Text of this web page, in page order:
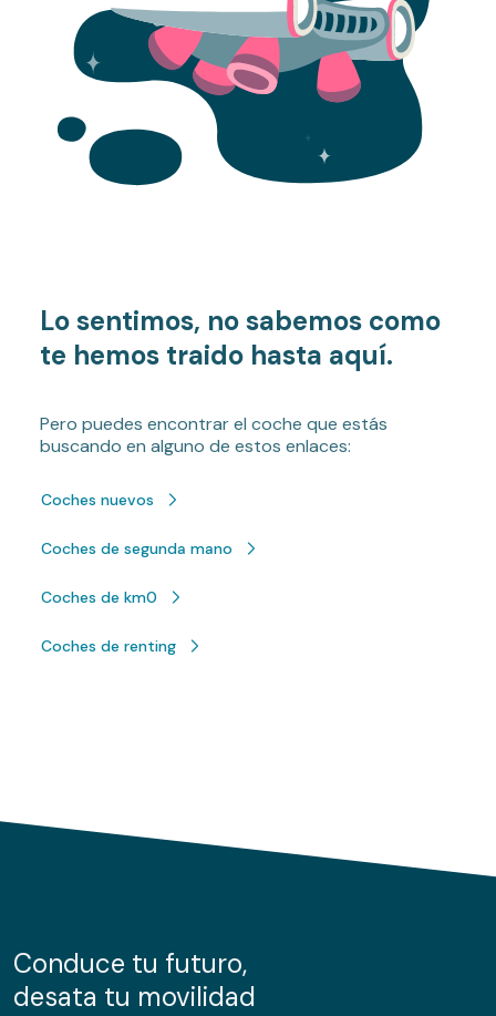
Lo sentimos, no sabemos como
te hemos traido hasta aquí.
Pero puedes encontrar el coche que estás
buscando en alguno de estos enlaces:
Coches nuevos
Coches de segunda mano
Coches de km0
Coches de renting
Conduce tu futuro,
desata tu movilidad